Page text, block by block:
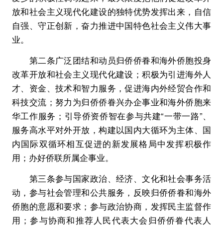
放和社会主义现代化建设的独特优势发挥出来，自信
自强、守正创新，奋力推进中国特色社会主义伟大事
业。
第二条广泛团结和动员归侨侨眷和海外侨胞投身
改革开放和社会主义现代化建设；积极为引进海外人
才、资金、技术和智力服务，促进海内外经贸合作和
科技交流；努力为归侨侨眷兴办企事业和海外侨胞来
华工作服务；引导侨资侨智在参与共建“一带一路”、
服务高水平对外开放，构建以国内大循环为主体、国
内国际双循环相互促进的新发展格局中发挥积极作
用；办好侨联所属企事业。
第三条参与国家政治、经济、文化和社会事务活
动，参与社会管理和公共服务，反映归侨侨眷和海外
侨胞的意愿和要求；参与政治协商，发挥民主监督作
用；参与协商和推荐人民代表大会归侨侨眷代表人